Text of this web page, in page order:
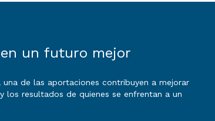
un futuro mejor
una de las aportaciones contribuyen a mejorar
los resultados de quienes se enfrentan a un